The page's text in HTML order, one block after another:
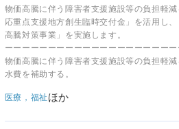
物価高騰に伴う障害者支援施設等の負担軽
応重点支援地方創生臨時交付金」を活用し
高騰対策事業」を実施します。
ーーーーーーーーーーーーーーーーーーー
物価高騰に伴う障害者支援施設等の負担軽
水費を補助する。
医療，福祉ほか